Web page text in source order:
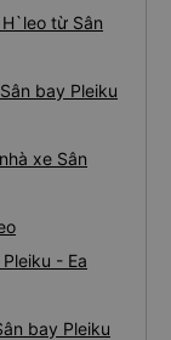
từ Sân
bay Pleiku
xe Sân
- Ea
bay Pleiku